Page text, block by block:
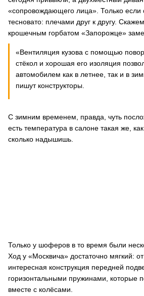
«сопровождающего лица». Только если
тесновато: плечами друг к другу.
крошечным горбатом «Запорожце»
«Вентиляция кузова с помощью
стёкол и хорошая его изоляция
автомобилем как в летнее, так и в
пишут конструкторы.
С зимним временем, правда, чуть
есть температура в салоне такая же,
сколько надышишь.
Только у шоферов в то время были
Ход у «Москвича» достаточно мягкий:
интересная конструкция передней
горизонтальными пружинами, которые
вместе с колёсами.